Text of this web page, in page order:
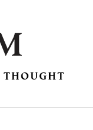
THOUGHT